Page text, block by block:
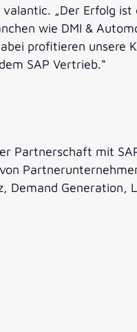
„Der Erfolg
wie DMI &
profitieren
SAP Vertrieb.“
mit
Generation,